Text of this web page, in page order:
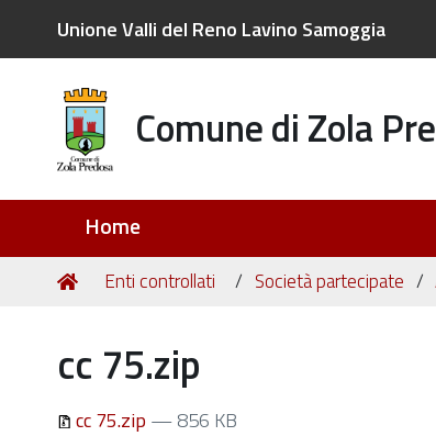
Unione Valli del Reno Lavino Samoggia
Comune di Zola
Home
Tu
Home
Enti controllati Società partecipate
cc 75.zip
cc 75.zip — 856 KB